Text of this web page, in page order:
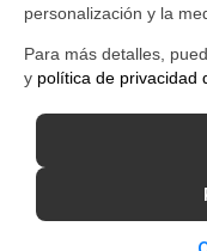
personalización y la
Para más detalles,
y política de privacidad